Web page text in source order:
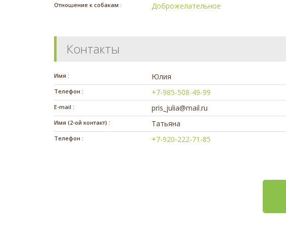
Отношение к собакам : Доброжелательное
Контакты
Имя : Юлия
Телефон : +7-985-508-49-99
E-mail : pris_julia@mail.ru
Имя (2-ой контакт) : Татьяна
Телефон : +7-920-222-71-85